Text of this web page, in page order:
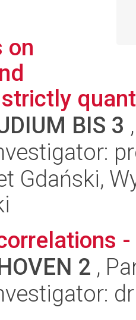
on
BIS 3
Gdański,
2 ,